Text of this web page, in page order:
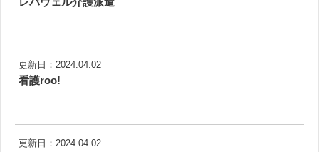
更新日：2024.04.02
看護roo!
更新日：2024.04.02